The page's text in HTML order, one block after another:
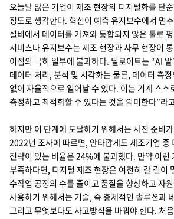
오늘날 많은 기업이 제조 현장의 디지털화를 단
정도로 생각한다. 혁신이 예측 유지보수에서 멈
설비에서 데이터를 가져와 통합되지 않은 툴로
서비스나 유지보수는 제조 현장과 사무 현장이
이점의 극히 일부에 불과하다. 딜로이트는 “AI
데이터 처리, 분석 및 시각화는 물론, 데이터 측
없이 자율적으로 일어날 수 있다. 이는 기계 스스
측정하고 최적화할 수 있다는 것을 의미한다”라
하지만 이 단계에 도달하기 위해서는 사전 준비
2022년 조사에 따르면, 안타깝게도 제조기업 중
전략이 있는 비율은 24%에 불과했다. 만약 이런
부족하다면, 디지털 제조 현장은 여전히 갈 길이
수작업 공정의 수를 줄이고 품질을 향상하고 자
사용하기 위해서는 기술, 즉 총체적인 솔루션과
그리고 무엇보다도 사고방식을 바꿔야 한다. 처